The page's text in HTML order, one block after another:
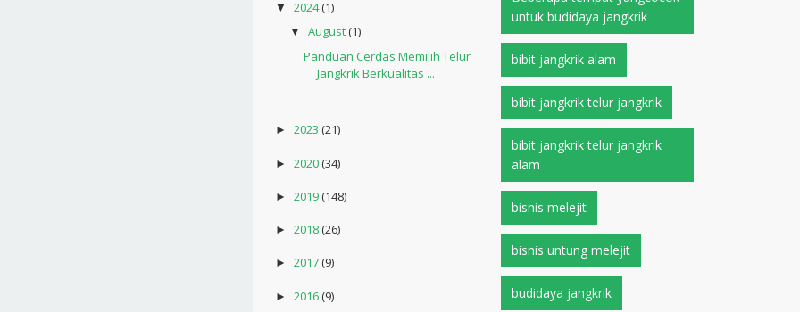
▼ 2024(1)
▼ August(1)
Panduan Cerdas Memilih Telur
Jangkrik Berkualitas ...
► 2023 (21)
► 2020(34)
► 2019(148)
► 2018(26)
► 2017(9)
► 2016(9)
untuk budidaya jangkrik
bibit jangkrik alam
bibit jangkrik telur jangkrik
bibit jangkrik telur jangkrik
alam
bisnis melejit
bisnis untung melejit
budidaya jangkrik